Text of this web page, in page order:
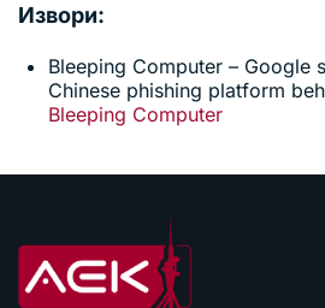
Извори:
Bleeping Computer – Google
Chinese phishing platform
Bleeping Computer